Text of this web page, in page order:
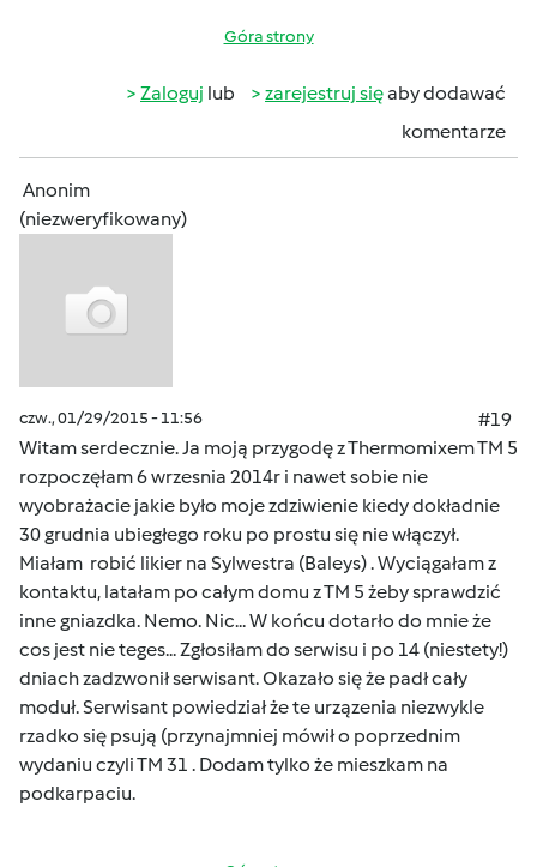
Góra strony
Zaloguj lub zarejestruj sięaby dodawać
komentarze
Anonim
(niezweryfikowany)
czw., 01/29/2015 - 11:56
#19
Witam serdecznie. Ja moją przygodę z Thermomixem TM 5
rozpoczęłam 6 wrzesnia 2014r i nawet sobie nie
wyobrażacie jakie było moje zdziwienie kiedy dokładnie
30 grudnia ubiegłego roku po prostu się nie włączył.
Miałam robić likier na Sylwestra (Baleys) . Wyciągałam z
kontaktu, latałam po całym domu z TM 5 żeby sprawdzić
inne gniazdka. Nemo. Nic... W końcu dotarło do mnie że
cos jest nie teges... Zgłosiłam do serwisu i po 14 (niestety!)
dniach zadzwonił serwisant. Okazało się że padł cały
moduł. Serwisant powiedział że te urzązenia niezwykle
rzadko się psują (przynajmniej mówił o poprzednim
wydaniu czyli TM 31 . Dodam tylko że mieszkam na
podkarpaciu.